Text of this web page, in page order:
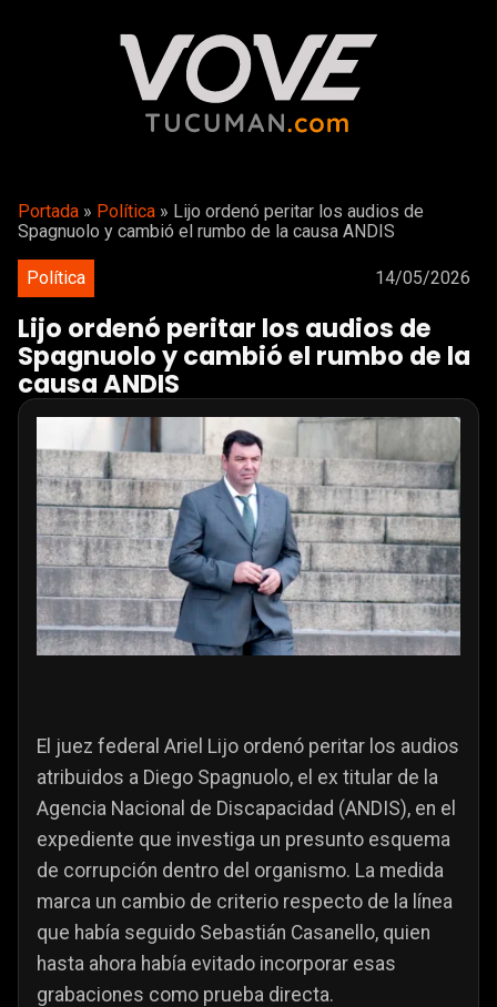
Portada » Política » Lijo ordenó peritar los audios de
Spagnuolo y cambió el rumbo de la causa ANDIS
Política 14/05/2026
Lijo ordenó peritar los audios de
Spagnuolo y cambió el rumbo de la
causa ANDIS
El juez federal Ariel Lijo ordenó peritar los audios
atribuidos a Diego Spagnuolo, el ex titular de la
Agencia Nacional de Discapacidad (ANDIS), en el
expediente que investiga un presunto esquema
de corrupción dentro del organismo. La medida
marca un cambio de criterio respecto de la línea
que había seguido Sebastián Casanello, quien
hasta ahora había evitado incorporar esas
grabaciones como prueba directa.